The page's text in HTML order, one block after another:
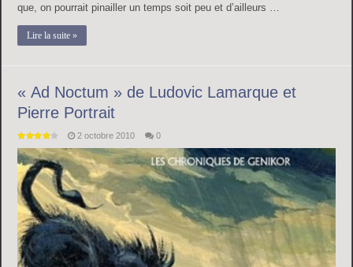
que, on pourrait pinailler un temps soit peu et d’ailleurs …
Lire la suite »
« Ad Noctum » de Ludovic Lamarque et
Pierre Portrait
2 octobre 2010 0